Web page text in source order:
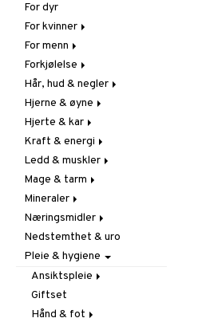
Raw Food
Veg. fettsyrer
Fettsyrer
Hudpleie
Vitamin & mineral
For dyr
For kvinner
Graviditet & amming
Klimakterie & PMS
Næringstilskudd
Øvrige
Sex & lyst
Skjelett
Urinveier
For menn
Næringstilskudd
Øvrige
Prostata
Sex & lyst
Forkjølelse
C-vitamin
Forebyggende &
lindrende
Hostedempende
Hvitløk
Øre, nese & hals
Øvrige
Virushemmende
Hår, hud & negler
Hår
Kosttilskudd
Sol & pigment
Hjerne & øyne
Fettsyrer
Hukommelse
Øyne
Hjerte & kar
Ginkgo biloba
Karstyrkende
Kolesterolsenkende
Marine fettsyrer
Veg. fettsyrer
Kraft & energi
Ginseng
Øvrige
Prestasjon
Q-10
Rosenrot
Schizandra
Ledd & muskler
Kosttilskudd
Utvortes
Mage & tarm
Drikker
Fibre
Fordøyelse
Syreregulerende
Tarm
Utrensning
Mineraler
Jern
Kalsium
Krom
Magnesium
Multimineraler
Øvrige
Næringsmidler
Bars
Diverse
Drikker
Frukt, frø & nøtter
Kokos
Nedstemthet & uro
Pleie & hygiene
Ansiktspleie
Barbérprodukter
Kremer
Giftset
Hånd & fot